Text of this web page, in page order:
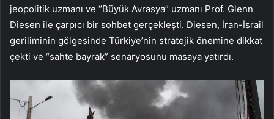
jeopolitik uzmanı ve “Büyük Avrasya” uzmanı Prof. Glenn
Diesen ile çarpıcı bir sohbet gerçekleşti. Diesen, İran-İsrail
geriliminin gölgesinde Türkiye’nin stratejik önemine dikkat
çekti ve “sahte bayrak” senaryosunu masaya yatırdı.